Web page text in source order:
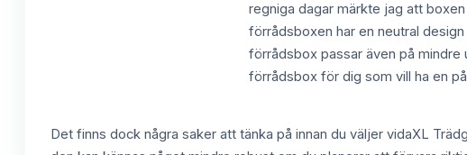
regniga dagar märkte jag att
förrådsboxen har en neutral
förrådsbox passar även på mindre
förrådsbox för dig som vill ha en
Det finns dock några saker att tänka på innan du väljer vidaXL